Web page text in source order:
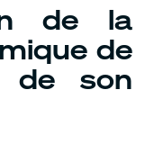
de la
de
de son